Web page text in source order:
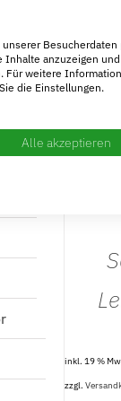
inkl. 19 %
zzgl.
Inhalte anzuzeigen
Für weitere
die Einstellungen.
Alle akzeptieren